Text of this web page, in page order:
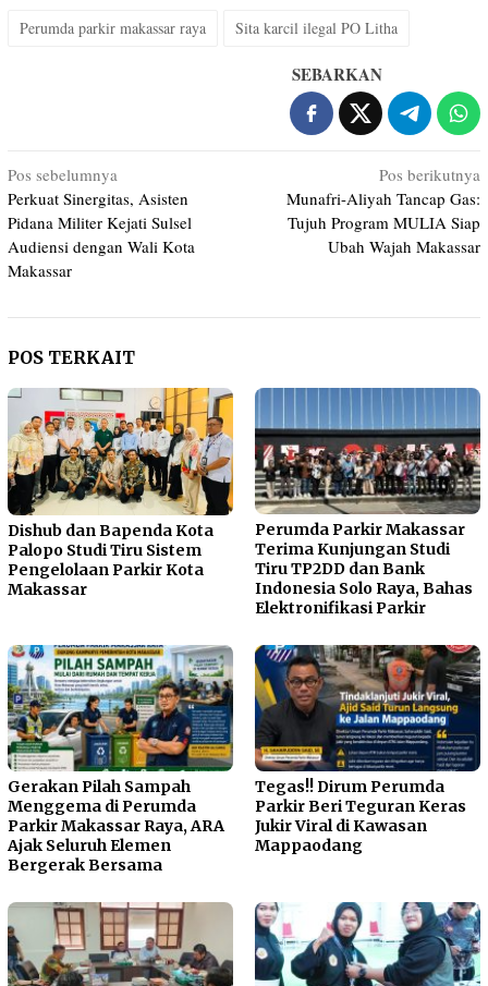
Perumda parkir makassar raya Sita karcil ilegal PO Litha
SEBARKAN
Navigasi
pos
Pos sebelumnya
Perkuat Sinergitas, Asisten
Pidana Militer Kejati Sulsel
Audiensi dengan Wali Kota
Makassar
Pos berikutnya
Munafri-Aliyah Tancap Gas:
Tujuh Program MULIA Siap
Ubah Wajah Makassar
POS TERKAIT
Dishub dan Bapenda Kota
Palopo Studi Tiru Sistem
Pengelolaan Parkir Kota
Makassar
Perumda Parkir Makassar
Terima Kunjungan Studi
Tiru TP2DD dan Bank
Indonesia Solo Raya, Bahas
Elektronifikasi Parkir
Gerakan Pilah Sampah
Menggema di Perumda
Parkir Makassar Raya, ARA
Ajak Seluruh Elemen
Bergerak Bersama
Tegas!! Dirum Perumda
Parkir Beri Teguran Keras
Jukir Viral di Kawasan
Mappaodang